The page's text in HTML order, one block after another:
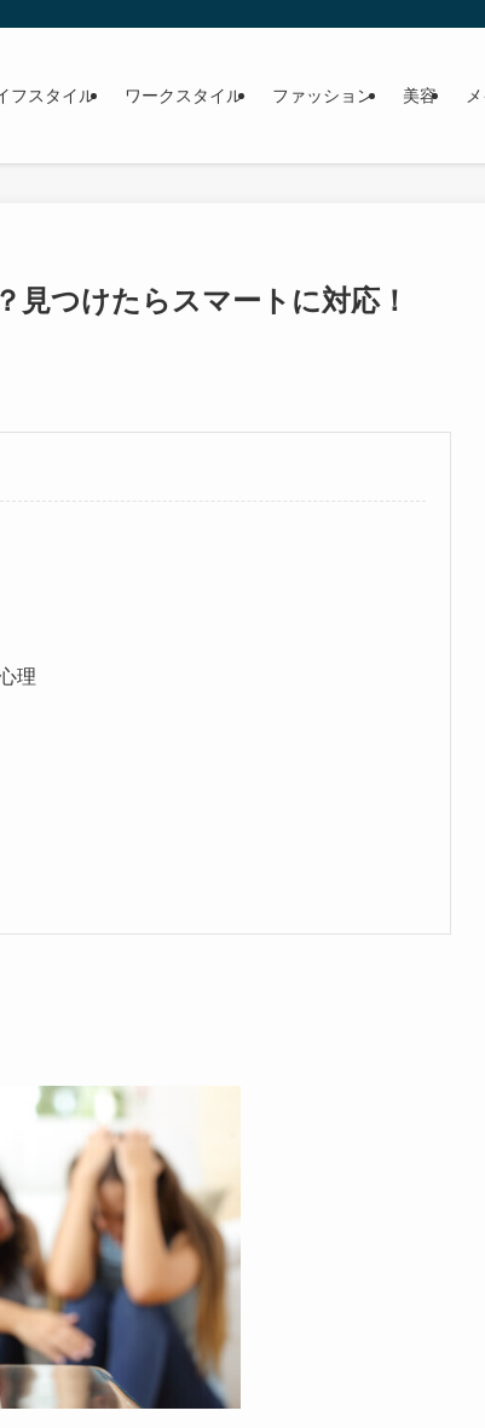
フスタイル ワークスタイル ファッション 美容
見つけたらスマートに対応！
理